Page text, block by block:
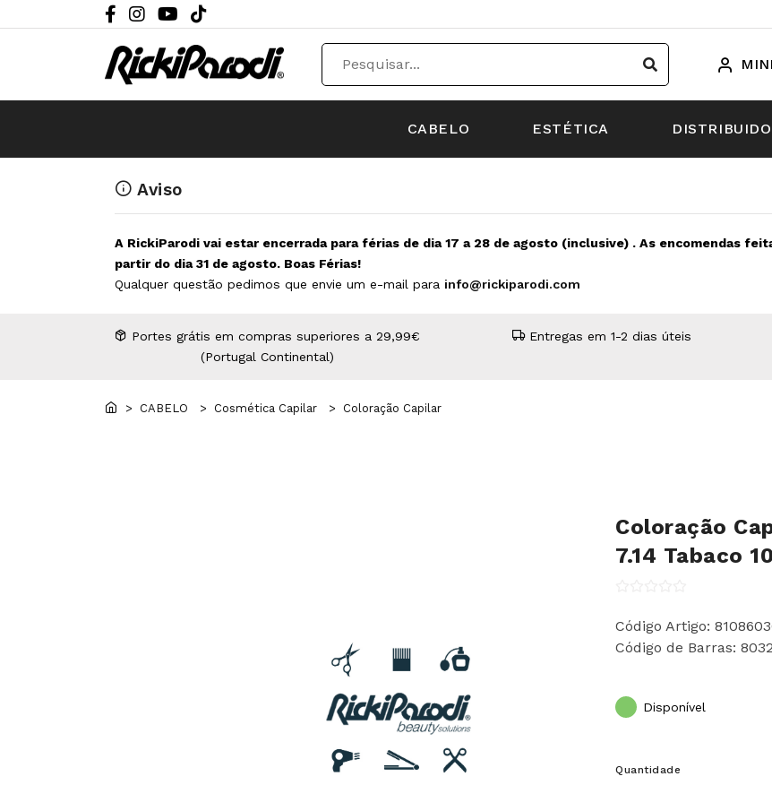
CABELO ESTÉTICA
Aviso
A RickiParodi vai estar encerrada para férias de dia 17 a 28 de agosto (inclusive) . As encomendas
partir do dia 31 de agosto. Boas Férias!
Qualquer questão pedimos que envie um e-mail para info@rickiparodi.com
Portes grátis em compras superiores a 29,99€
(Portugal Continental)
Entregas em 1-2 dias úteis
> CABELO > Cosmética Capilar > Coloração Capilar
Coloração
7.14 Tabaco
Código Artigo:
Código de Barras:
Disponível
Quantidade